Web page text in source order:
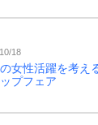
18
女性活躍を考え
プフェア